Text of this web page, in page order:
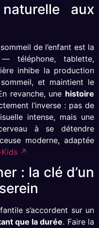
aux
de l’enfant est la
téléphone, tablette,
inhibe la production
et maintient le
revanche, une histoire
l’inverse : pas de
intense, mais une
à se détendre
moderne, adaptée
Kids ↗
: la clé d’un
s’accordent sur un
que la durée. Faire la